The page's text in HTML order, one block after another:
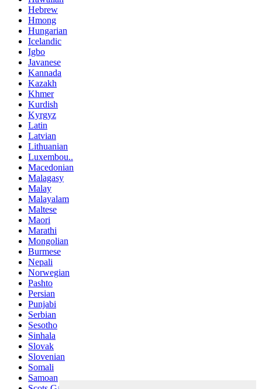
Hebrew
Hmong
Hungarian
Icelandic
Igbo
Javanese
Kannada
Kazakh
Khmer
Kurdish
Kyrgyz
Latin
Latvian
Lithuanian
Luxembou..
Macedonian
Malagasy
Malay
Malayalam
Maltese
Maori
Marathi
Mongolian
Burmese
Nepali
Norwegian
Pashto
Persian
Punjabi
Serbian
Sesotho
Sinhala
Slovak
Slovenian
Somali
Samoan